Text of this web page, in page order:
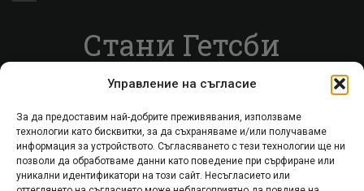
Управление на съгласие
За да предоставим най-добрите преживявания, използваме
технологии като бисквитки, за да съхраняваме и/или получаваме
информация за устройството. Съгласяването с тези технологии ще ни
позволи да обработваме данни като поведение при сърфиране или
уникални идентификатори на този сайт. Несъгласието или
Стани Гетсби
Запиши се за ВИП листата, за да получаваш
Запиши се